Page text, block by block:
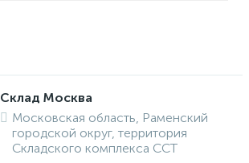
Склад Москва
Московская область, Раменский
городской округ, территория
Складского комплекса ССТ